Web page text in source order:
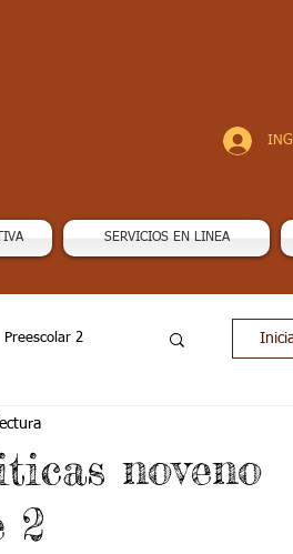
SERVICIOS EN LINEA
Preescolar 2
Grado 7 -1
noveno
2